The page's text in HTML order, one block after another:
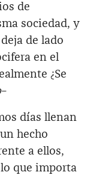
de
sociedad, y
de lado
en el
¿Se
–
días llenan
hecho
a ellos,
que importa